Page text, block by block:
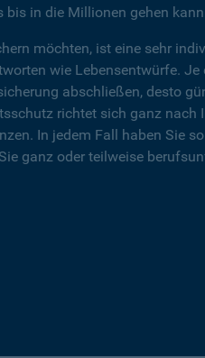
bis in die Millionen gehen
möchten, ist eine sehr
wie Lebensentwürfe. Je
abschließen, desto
richtet sich ganz nach
In jedem Fall haben Sie
ganz oder teilweise